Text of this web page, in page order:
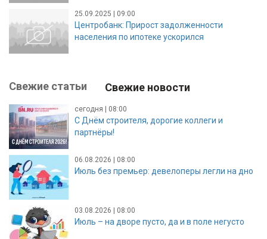
25.09.2025 | 09:00
Центробанк: Прирост задолженности
населения по ипотеке ускорился
Свежие статьи Свежие новости
сегодня | 08:00
С Днём строителя, дорогие коллеги и
партнёры!
06.08.2026 | 08:00
Июль без премьер: девелоперы легли на дно
03.08.2026 | 08:00
Июль – на дворе пусто, да и в поле негусто